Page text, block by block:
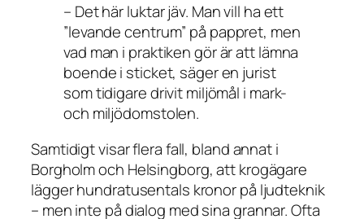
– Det här luktar jäv. Man vill ha ett
”levande centrum” på pappret, men
vad man i praktiken gör är att lämna
boende i sticket, säger en jurist
som tidigare drivit miljömål i mark-
och miljödomstolen.
Samtidigt visar flera fall, bland annat i
Borgholm och Helsingborg, att krogägare
lägger hundratusentals kronor på ljudteknik
– men inte på dialog med sina grannar. Ofta